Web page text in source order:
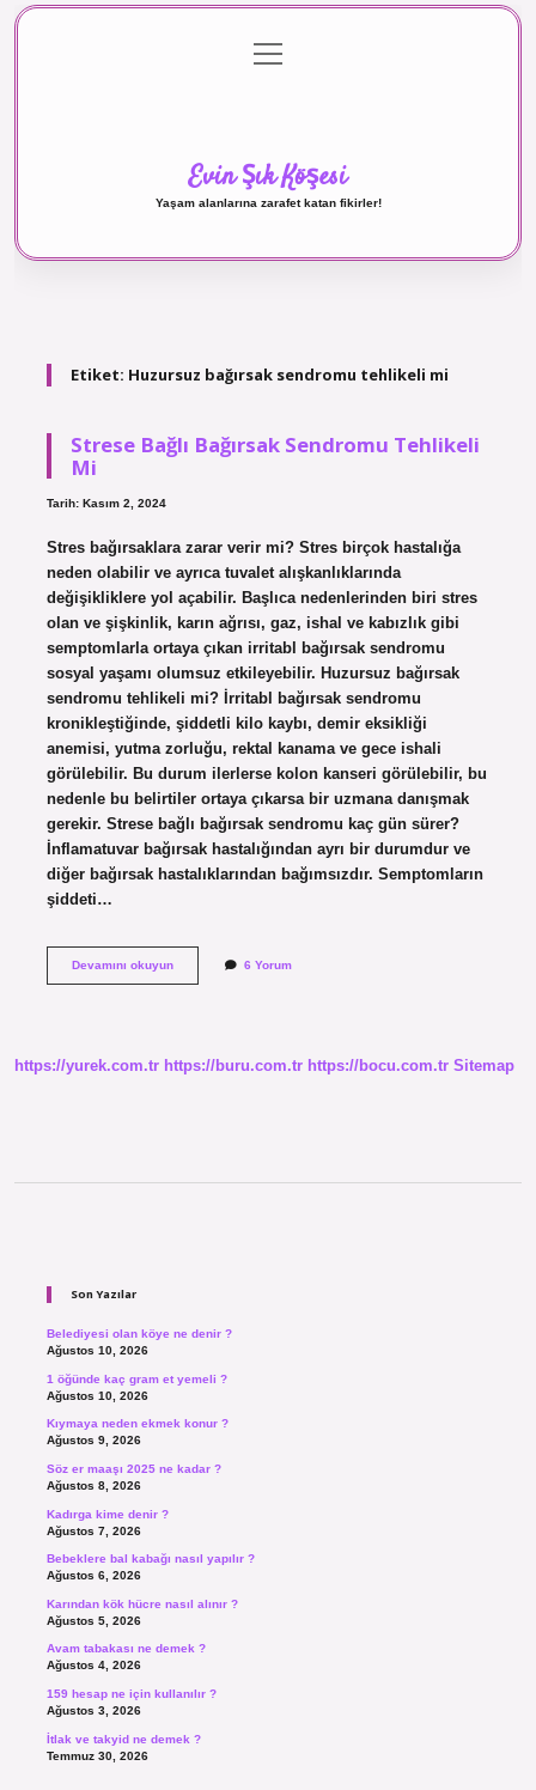
Gizlilik Politikası
menüyü
aç
Evin Şık Köşesi
Yaşam alanlarına zarafet katan fikirler!
Etiket: Huzursuz bağırsak sendromu tehlikeli mi
Strese Bağlı Bağırsak Sendromu Tehlikeli
Mi
Tarih: Kasım 2, 2024
Stres bağırsaklara zarar verir mi? Stres birçok hastalığa
neden olabilir ve ayrıca tuvalet alışkanlıklarında
değişikliklere yol açabilir. Başlıca nedenlerinden biri stres
olan ve şişkinlik, karın ağrısı, gaz, ishal ve kabızlık gibi
semptomlarla ortaya çıkan irritabl bağırsak sendromu
sosyal yaşamı olumsuz etkileyebilir. Huzursuz bağırsak
sendromu tehlikeli mi? İrritabl bağırsak sendromu
kronikleştiğinde, şiddetli kilo kaybı, demir eksikliği
anemisi, yutma zorluğu, rektal kanama ve gece ishali
görülebilir. Bu durum ilerlerse kolon kanseri görülebilir, bu
nedenle bu belirtiler ortaya çıkarsa bir uzmana danışmak
gerekir. Strese bağlı bağırsak sendromu kaç gün sürer?
İnflamatuvar bağırsak hastalığından ayrı bir durumdur ve
diğer bağırsak hastalıklarından bağımsızdır. Semptomların
şiddeti…
Devamını okuyunStrese
6 Yorum
https://yurek.com.tr https://buru.com.tr https://bocu.com.tr Sitemap
Son Yazılar
Belediyesi olan köye ne denir ?
Ağustos 10, 2026
1 öğünde kaç gram et yemeli ?
Ağustos 10, 2026
Kıymaya neden ekmek konur ?
Ağustos 9, 2026
Söz er maaşı 2025 ne kadar ?
Ağustos 8, 2026
Kadırga kime denir ?
Ağustos 7, 2026
Bebeklere bal kabağı nasıl yapılır ?
Ağustos 6, 2026
Karından kök hücre nasıl alınır ?
Ağustos 5, 2026
Avam tabakası ne demek ?
Ağustos 4, 2026
159 hesap ne için kullanılır ?
Ağustos 3, 2026
İtlak ve takyid ne demek ?
Temmuz 30, 2026